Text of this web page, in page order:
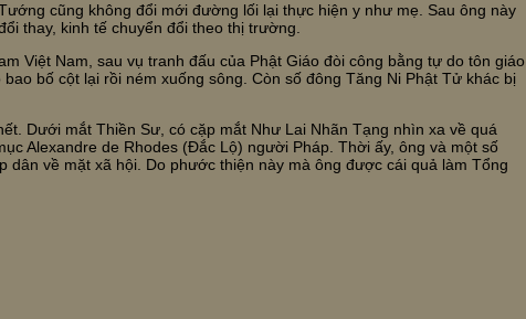
cũng không đổi mới đường lối lại thực hiện y như mẹ. Sau ông này
thay, kinh tế chuyển đổi theo thị trường.
Việt Nam, sau vụ tranh đấu của Phật Giáo đòi công bằng tự do tôn giáo
bố cột lại rồi ném xuống sông. Còn số đông Tăng Ni Phật Tử khác bị
Dưới mắt Thiền Sư, có cặp mắt Như Lai Nhãn Tạng nhìn xa về quá
Alexandre de Rhodes (Đắc Lộ) người Pháp. Thời ấy, ông và một số
về mặt xã hội. Do phước thiện này mà ông được cái quả làm Tổng